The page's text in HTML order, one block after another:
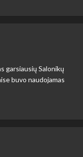
garsiausių Salonikų
buvo naudojamas